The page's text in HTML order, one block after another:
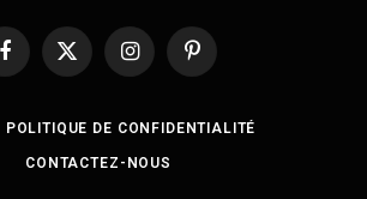
Facebook
X
InstagramPinterest
POLITIQUE DE CONFIDENTIALITÉ
CONTACTEZ-NOUS